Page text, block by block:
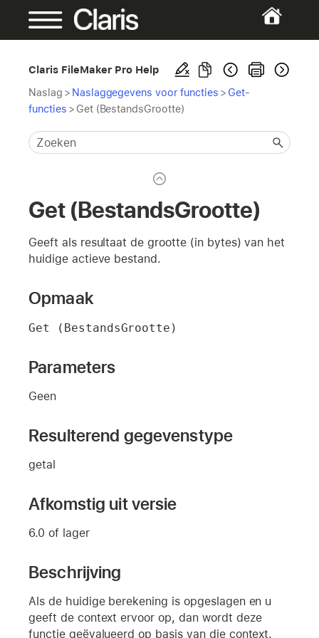
Claris FileMaker Pro Help
Naslag > Naslaggegevens voor functies > Get-
functies > Get (BestandsGrootte)
Get (BestandsGrootte)
Geeft als resultaat de grootte (in bytes) van het
huidige actieve bestand.
Opmaak
Get (BestandsGrootte)
Parameters
Geen
Resulterend gegevenstype
getal
Afkomstig uit versie
6.0 of lager
Beschrijving
Als de huidige berekening is opgeslagen en u
geeft de context ervoor op, dan wordt deze
functie geëvalueerd op basis van die context.